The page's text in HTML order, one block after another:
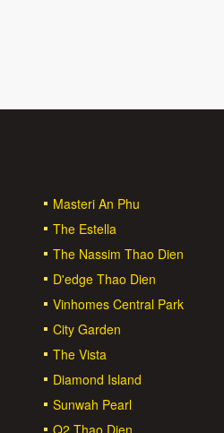
Masteri An Phu
The Estella
The Nassim Thao Dien
D'edge Thao Dien
Vinhomes Central Park
City Garden
The Vista
Diamond Island
Sunwah Pearl
Q2 Thao Dien